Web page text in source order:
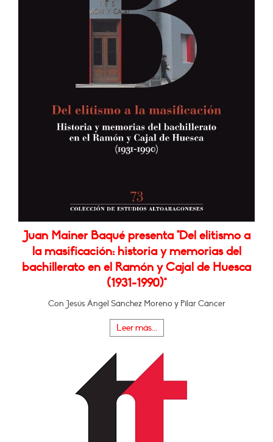
Juan Mainer Baqué presenta "Del elitismo a
la masificación: historia y memorias del
bachillerato en el Ramón y Cajal de Huesca
(1931-1990)"
Con Jesús Ángel Sánchez Moreno y Pilar Cáncer
Leer más...